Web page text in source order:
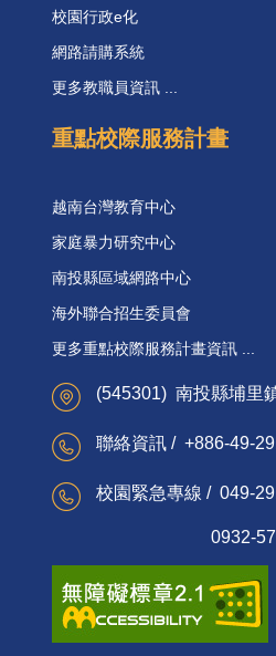
校園行政e化
網路請購系統
更多教職員資訊 ...
重點校際服務計畫
越南台灣教育中心
家庭暴力研究中心
南投縣區域網路中心
海外聯合招生委員會
更多重點校際服務計畫資訊 ...
(545301) 南投縣埔里
聯絡資訊 / +886-49-
校園緊急專線 / 049-
0932-